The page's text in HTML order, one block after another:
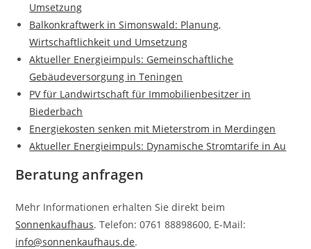
Umsetzung
Balkonkraftwerk in Simonswald: Planung,
Wirtschaftlichkeit und Umsetzung
Aktueller Energieimpuls: Gemeinschaftliche
Gebäudeversorgung in Teningen
PV für Landwirtschaft für Immobilienbesitzer in
Biederbach
Energiekosten senken mit Mieterstrom in Merdingen
Aktueller Energieimpuls: Dynamische Stromtarife in Au
Beratung anfragen
Mehr Informationen erhalten Sie direkt beim
Sonnenkaufhaus. Telefon: 0761 88898600, E-Mail:
info@sonnenkaufhaus.de.